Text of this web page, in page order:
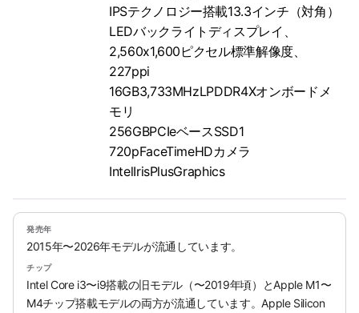
IPSテクノロジー搭載13.3インチ（対角）
LEDバックライトディスプレイ、
2,560x1,600ピクセル標準解像度、
227ppi
16GB3,733MHzLPDDR4Xオンボードメ
モリ
256GBPCIeベースSSD1
720pFaceTimeHDカメラ
IntelIrisPlusGraphics
発売年
2015年〜2026年モデルが流通しています。
チップ
Intel Core i3〜i9搭載の旧モデル（〜2019年頃）とApple M1〜
M4チップ搭載モデルの両方が流通しています。Apple Silicon